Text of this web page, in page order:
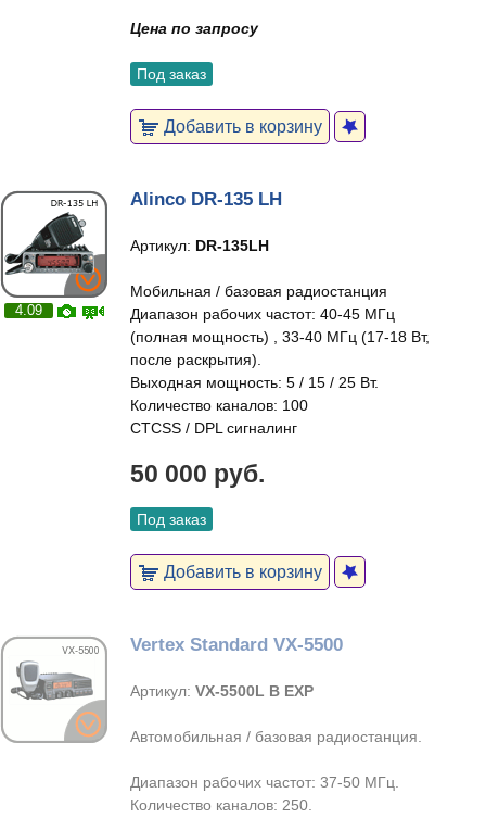
Цена по запросу
Под заказ
Добавить в корзину
4.09
Alinco DR-135 LH
Артикул: DR-135LH
Мобильная / базовая радиостанция
Диапазон рабочих частот: 40-45 МГц
(полная мощность) , 33-40 МГц (17-18 Вт,
после раскрытия).
Выходная мощность: 5 / 15 / 25 Вт.
Количество каналов: 100
CTCSS / DPL сигналинг
50 000 руб.
Под заказ
Добавить в корзину
Vertex Standard VX-5500
Артикул: VX-5500L B EXP
Автомобильная / базовая радиостанция.
Диапазон рабочих частот: 37-50 МГц.
Количество каналов: 250.